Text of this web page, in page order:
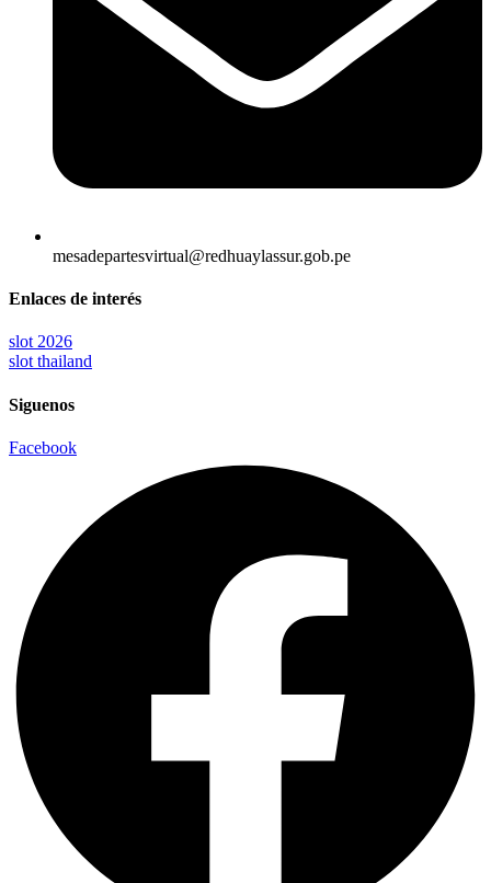
mesadepartesvirtual@redhuaylassur.gob.pe
Enlaces de interés
slot 2026
slot thailand
Siguenos
Facebook